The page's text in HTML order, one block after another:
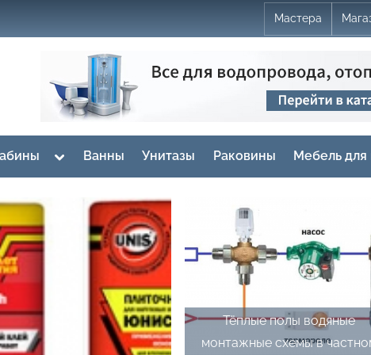
Мастера
Toggle
menu
Ванны Унитазы Раковины Мебель для
Тёплые полы водяные
монтажные схемы в